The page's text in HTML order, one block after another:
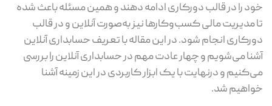
خود را در قالب دورکاری ادامه دهند و همین مسئله باعث شده
تا مدیریت مالی کسب‌وکارها نیز به‌صورت آنلاین و در قالب
دورکاری انجام شود. در این مقاله با تعریف حسابداری آنلاین
آشنا می‌شویم و چهار عادت مهم در حسابداری آنلاین را بررسی
می‌کنیم و درنهایت با یک ابزار کاربردی در این زمینه آشنا
خواهیم شد.